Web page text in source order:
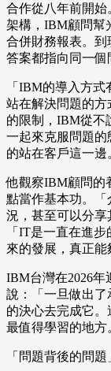
合作從八年前開始
架構，IBM顧問幫
合併財務報表。到
答案都指向同一個
「IBM的導入方
站在解決問題的
的限制，IBM從不
一起來克服問題
的站在客戶這一邊
他觀察IBM顧問的
點當作基本功。
況，甚至可以分享
「IT是一直在進
來的發展，真正能
IBM台灣在2026年
說：「一旦做出
的決心去完成它
最值得學習的地方
「問題背後的問